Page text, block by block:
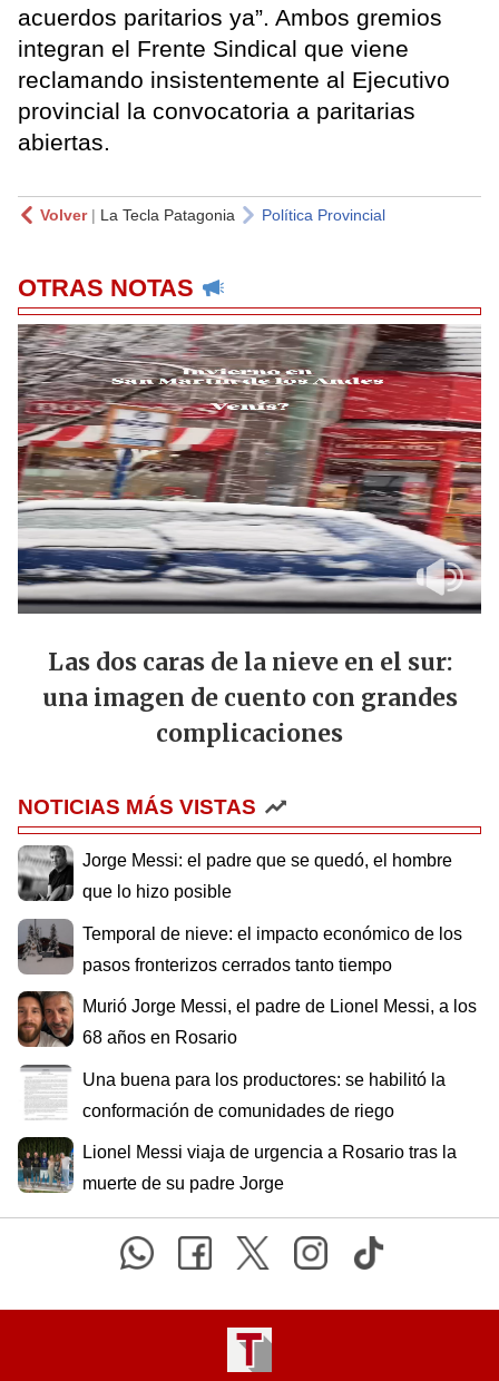
acuerdos paritarios ya”. Ambos gremios
integran el Frente Sindical que viene
reclamando insistentemente al Ejecutivo
provincial la convocatoria a paritarias
abiertas.
Volver| La Tecla Patagonia Política Provincial
OTRAS NOTAS
Las dos caras de la nieve en el sur:
una imagen de cuento con grandes
complicaciones
NOTICIAS MÁS VISTAS
Jorge Messi: el padre que se quedó, el hombre
que lo hizo posible
Temporal de nieve: el impacto económico de los
pasos fronterizos cerrados tanto tiempo
Murió Jorge Messi, el padre de Lionel Messi, a los
68 años en Rosario
Una buena para los productores: se habilitó la
conformación de comunidades de riego
Lionel Messi viaja de urgencia a Rosario tras la
muerte de su padre Jorge